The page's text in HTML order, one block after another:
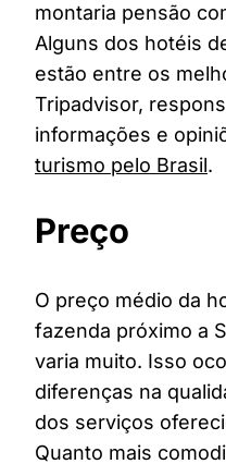
montaria pensão
Alguns dos hotéis
estão entre os
Tripadvisor,
informações e
turismo pelo Brasil.
Preço
O preço médio da
fazenda próximo a
varia muito. Isso
diferenças na
dos serviços
Quanto mais